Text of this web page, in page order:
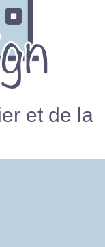
et de la